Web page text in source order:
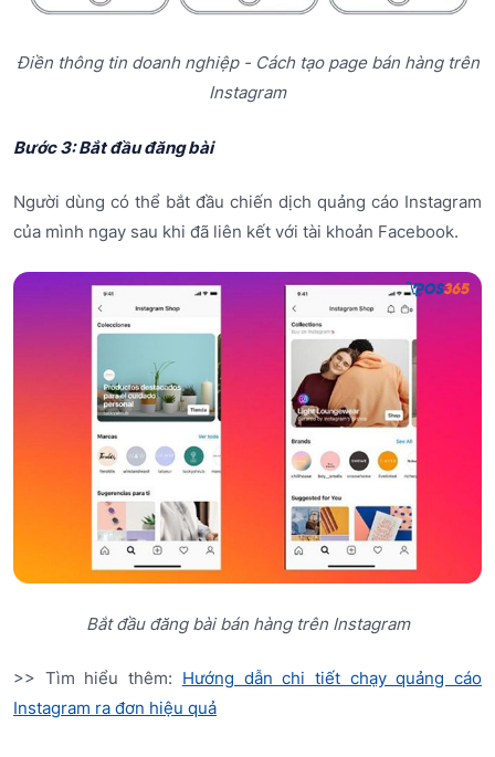
Điền thông tin doanh nghiệp - Cách tạo page bán hàng trên
Instagram
Bước 3: Bắt đầu đăng bài
Người dùng có thể bắt đầu chiến dịch quảng cáo Instagram
của mình ngay sau khi đã liên kết với tài khoản Facebook.
Bắt đầu đăng bài bán hàng trên Instagram
>> Tìm hiểu thêm: Hướng dẫn chi tiết chạy quảng cáo
Instagram ra đơn hiệu quả